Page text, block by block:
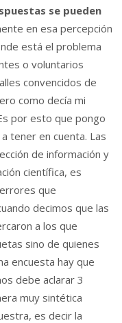
se pueden
en esa percepción
está el problema
o voluntarios
convencidos de
como decía mi
por esto que pongo
tener en cuenta. Las
de información y
científica, es
que
decimos que las
a los que
sino de quienes
encuesta hay que
debe aclarar 3
muy sintética
es decir la